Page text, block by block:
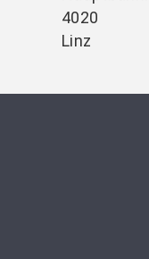
4020
Linz